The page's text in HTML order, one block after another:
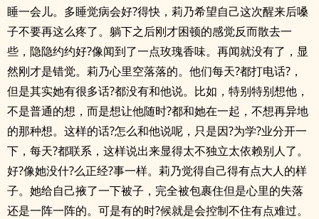
睡一会儿。多睡觉病会好?得快，莉乃希望自己这次醒来后嗓
子不要再这么疼了。躺下之后刚才困顿的感觉反而散去一
些，隐隐约约好?像闻到了一点玫瑰香味。再闻就没有了，显
然刚才是错觉。莉乃心里空落落的。他们每天?都打电话?，
但是其实她有很多话?都没有和他说。比如，特别特别想他，
不是普通的想，而是想让他随时?都和她在一起，不想再异地
的那种想。这样的话?怎么和他说呢，只是因?为学?业分开一
下，每天?都联系，这样说出来显得太不独立太依赖别人了。
好?像她没什?么正经?事一样。莉乃觉得自己得有点大人的样
子。她给自己掖了一下被子，完全被包裹住但是心里的失落
还是一阵一阵的。可是有的时?候就是会控制不住有点难过。